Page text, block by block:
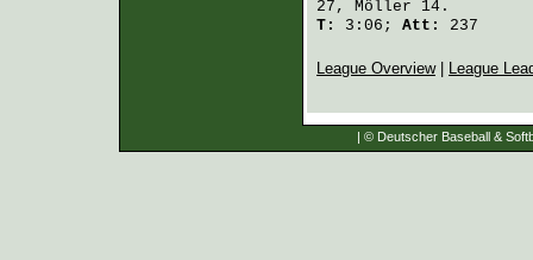
27, Möller 14.
T:
3:06; Att: 237
League Overview| League
| © Deutscher Baseball &